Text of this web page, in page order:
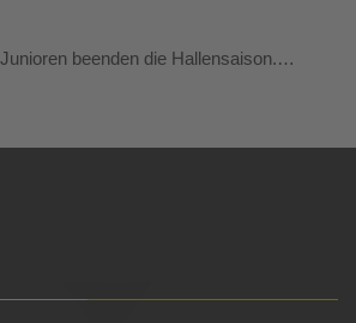
beenden die Hallensaison.…